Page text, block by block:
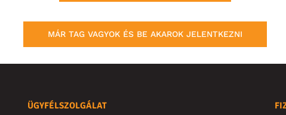
MÁR TAG VAGYOK ÉS BE AKAROK JELENTKEZNI
ÜGYFÉLSZOLGÁLAT